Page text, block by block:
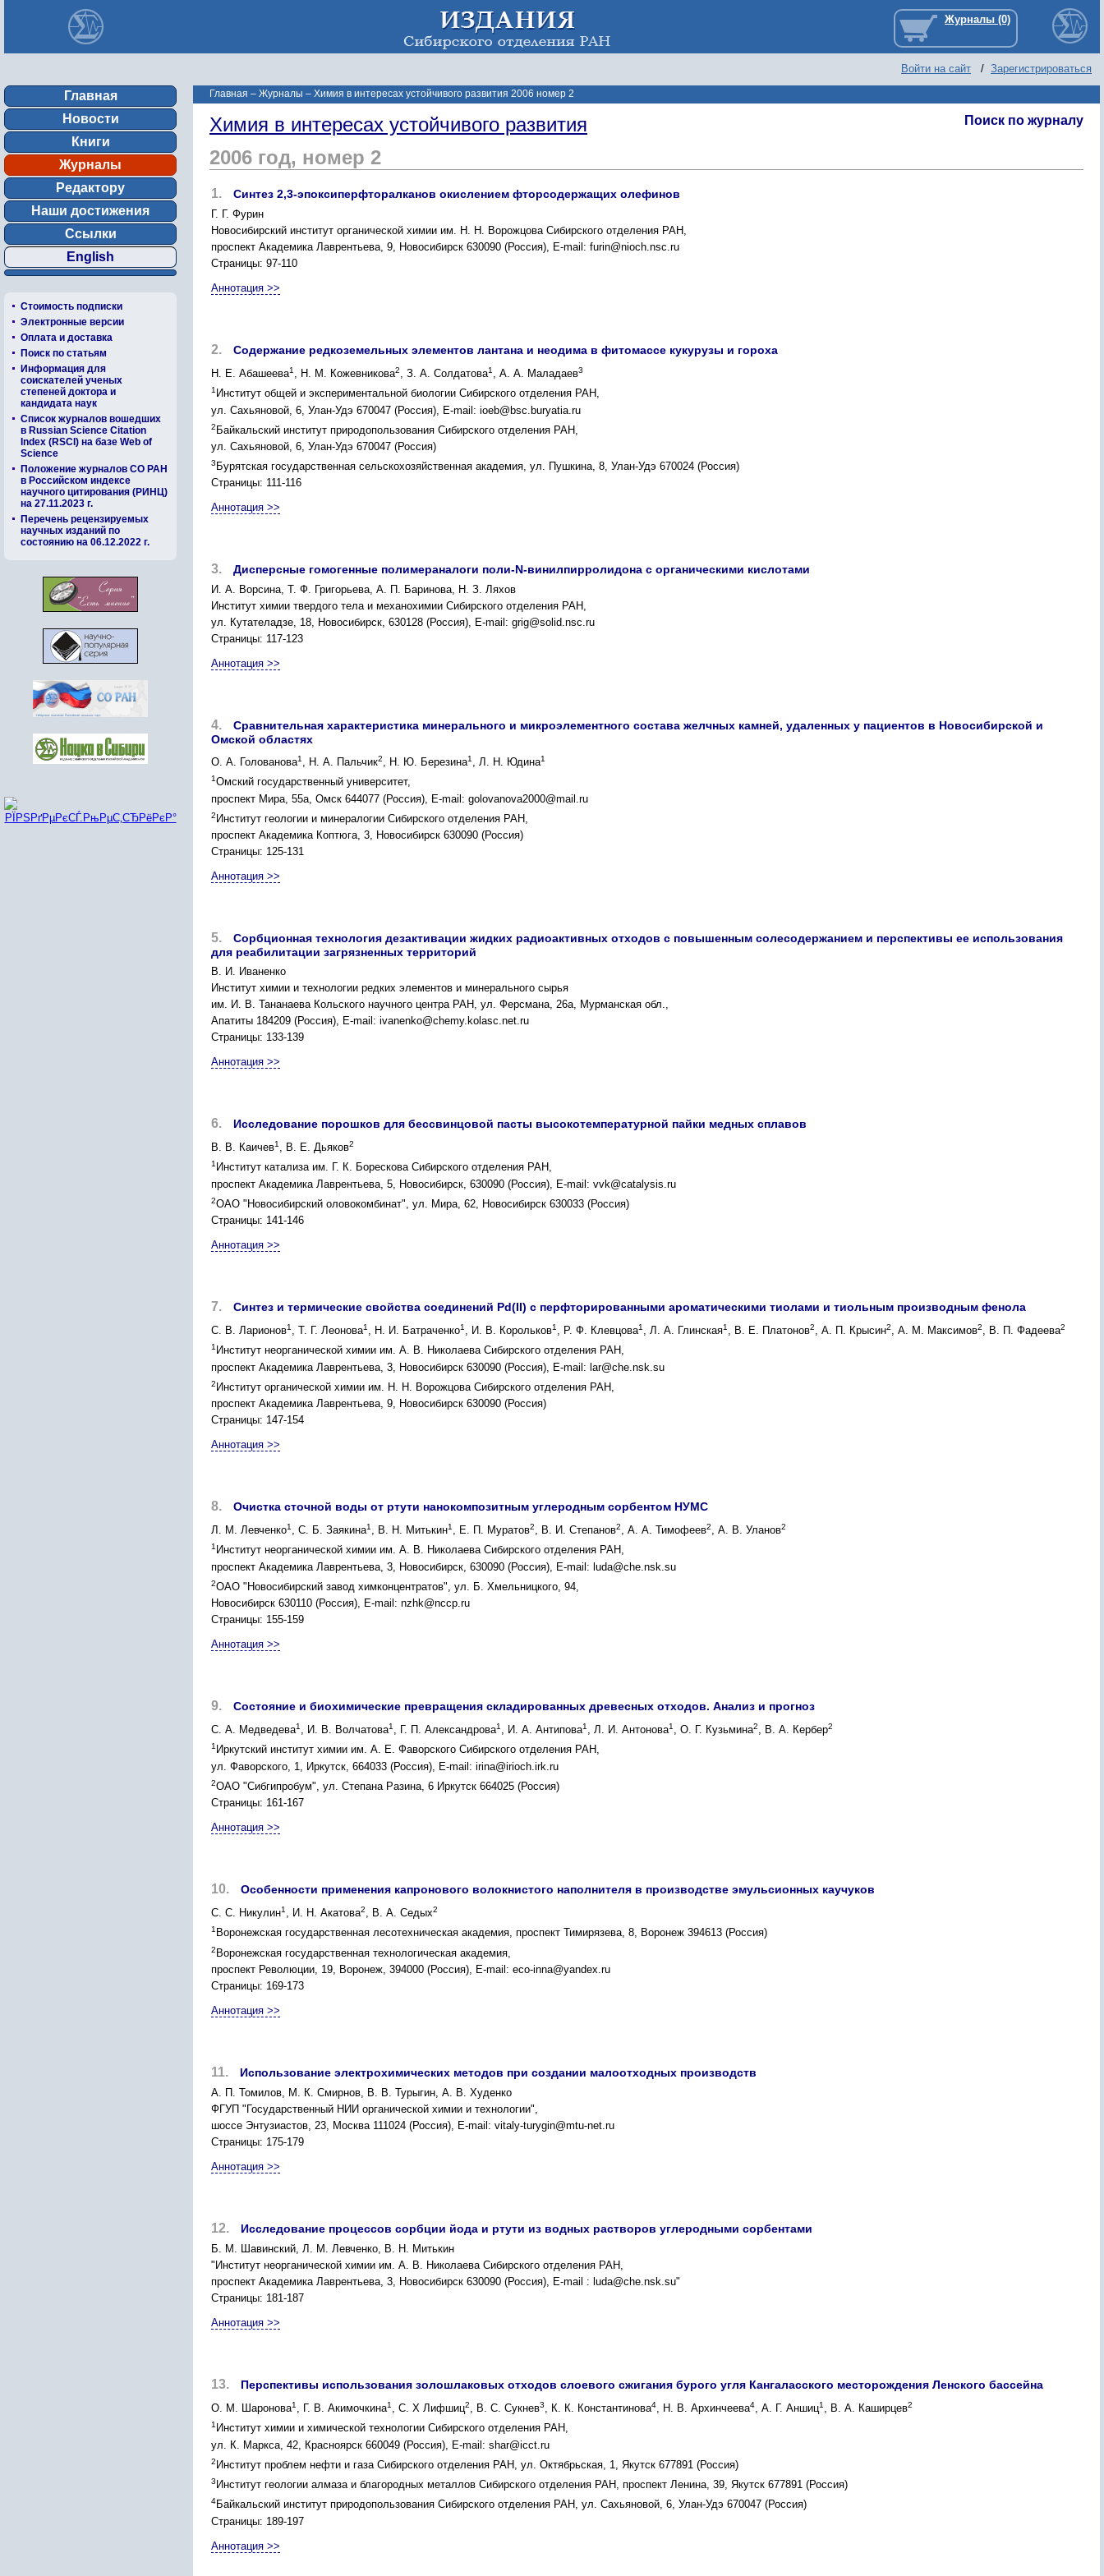
Войти на сайт / Зарегистрироваться
Главная
Новости
Книги
Журналы
Редактору
Наши достижения
Ссылки
English
Стоимость подписки
Электронные версии
Оплата и доставка
Поиск по статьям
Информация для
соискателей ученых
степеней доктора и
кандидата наук
Список журналов вошедших
в Russian Science Citation
Index (RSCI) на базе Web of
Science
Положение журналов СО РАН
в Российском индексе
научного цитирования (РИНЦ)
на 27.11.2023 г.
Перечень рецензируемых
научных изданий по
состоянию на 06.12.2022 г.
Главная – Журналы – Химия в интересах устойчивого развития 2006 номер 2
Поиск по журналу
Химия в интересах устойчивого развития
2006 год, номер 2
1. Синтез 2,3-эпоксиперфторалканов окислением фторсодержащих олефинов
Г. Г. Фурин
Новосибирский институт органической химии им. Н. Н. Ворожцова Сибирского отделения РАН,
проспект Академика Лаврентьева, 9, Новосибирск 630090 (Россия), E-mail: furin@nioch.nsc.ru
Страницы: 97-110
Аннотация >>
2. Содержание редкоземельных элементов лантана и неодима в фитомассе кукурузы и гороха
Н. Е. Абашеева1 , Н. М. Кожевникова2, З. А. Солдатова1 , А. А. Маладаев3
1 Институт общей и экспериментальной биологии Сибирского отделения РАН,
ул. Сахьяновой, 6, Улан-Удэ 670047 (Россия), E-mail: ioeb@bsc.buryatia.ru
2 Байкальский институт природопользования Сибирского отделения РАН,
ул. Сахьяновой, 6, Улан-Удэ 670047 (Россия)
3 Бурятская государственная сельскохозяйственная академия, ул. Пушкина, 8, Улан-Удэ 670024 (Россия)
Страницы: 111-116
Аннотация >>
3. Дисперсные гомогенные полимераналоги поли-N-винилпирролидона с органическими кислотами
И. А. Ворсина, Т. Ф. Григорьева, А. П. Баринова, Н. З. Ляхов
Институт химии твердого тела и механохимии Сибирского отделения РАН,
ул. Кутателадзе, 18, Новосибирск, 630128 (Россия), E-mail: grig@solid.nsc.ru
Страницы: 117-123
Аннотация >>
4.
Сравнительная характеристика минерального и микроэлементного состава желчных камней, удаленных у пациентов в Новосибирской и
Омской областях
О. А. Голованова1 , Н. А. Пальчик2, Н. Ю. Березина1 , Л. Н. Юдина1
1Омский государственный университет,
проспект Мира, 55а, Омск 644077 (Россия), E-mail: golovanova2000@mail.ru
2 Институт геологии и минералогии Сибирского отделения РАН,
проспект Академика Коптюга, 3, Новосибирск 630090 (Россия)
Страницы: 125-131
Аннотация >>
5.
Сорбционная технология дезактивации жидких радиоактивных отходов с повышенным солесодержанием и перспективы ее использования
для реабилитации загрязненных территорий
В. И. Иваненко
Институт химии и технологии редких элементов и минерального сырья
им. И. В. Тананаева Кольского научного центра РАН, ул. Ферсмана, 26а, Мурманская обл.,
Апатиты 184209 (Россия), E-mail: ivanenko@chemy.kolasc.net.ru
Страницы: 133-139
Аннотация >>
6. Исследование порошков для бессвинцовой пасты высокотемпературной пайки медных сплавов
В. В. Каичев1 , В. Е. Дьяков2
1 Институт катализа им. Г. К. Борескова Cибирского отделения РАН,
проспект Академика Лаврентьева, 5, Новосибирск, 630090 (Россия), E-mail: vvk@catalysis.ru
2ОАО "Новосибирский оловокомбинат", ул. Мира, 62, Новосибирск 630033 (Россия)
Страницы: 141-146
Аннотация >>
7. Синтез и термические свойства соединений Pd(II) с перфторированными ароматическими тиолами и тиольным производным фенола
С. В. Ларионов1 , Т. Г. Леонова1 , Н. И. Батраченко1 , И. В. Корольков1 , Р. Ф. Клевцова1 , Л. А. Глинская1 , В. Е. Платонов2, А. П. Крысин2, А. М. Максимов2, В. П. Фадеева2
1 Институт неорганической химии им. А. В. Николаева Сибирского отделения РАН,
проспект Академика Лаврентьева, 3, Новосибирск 630090 (Россия), E-mail: lar@che.nsk.su
2 Институт органической химии им. Н. Н. Ворожцова Сибирского отделения РАН,
проспект Академика Лаврентьева, 9, Новосибирск 630090 (Россия)
Страницы: 147-154
Аннотация >>
8. Очистка сточной воды от ртути нанокомпозитным углеродным сорбентом НУМС
Л. М. Левченко1 , С. Б. Заякина1 , В. Н. Митькин1 , Е. П. Муратов2, В. И. Степанов2, А. А. Тимофеев2, А. В. Уланов2
1 Институт неорганической химии им. А. В. Николаева Сибирского отделения РАН,
проспект Академика Лаврентьева, 3, Новосибирск, 630090 (Россия), E-mail: luda@che.nsk.su
2ОАО "Новосибирский завод химконцентратов", ул. Б. Хмельницкого, 94,
Новосибирск 630110 (Россия), Е-mail: nzhk@nccp.ru
Страницы: 155-159
Аннотация >>
9. Состояние и биохимические превращения складированных древесных отходов. Анализ и прогноз
С. А. Медведева1 , И. В. Волчатова1 , Г. П. Александрова1 , И. А. Антипова1 , Л. И. Антонова1 , О. Г. Кузьмина2, В. А. Кербер2
1 Иркутский институт химии им. А. Е. Фаворского Сибирского отделения РАН,
ул. Фаворского, 1, Иркутск, 664033 (Россия), E-mail: irina@irioch.irk.ru
2ОАО "Сибгипробум", ул. Степана Разина, 6 Иркутск 664025 (Россия)
Страницы: 161-167
Аннотация >>
10. Особенности применения капронового волокнистого наполнителя в производстве эмульсионных каучуков
С. С. Никулин1 , И. Н. Акатова2, В. А. Седых2
1 Воронежская государственная лесотехническая академия, проспект Тимирязева, 8, Воронеж 394613 (Россия)
2 Воронежская государственная технологическая академия,
проспект Революции, 19, Воронеж, 394000 (Россия), E-mail: eco-inna@yandex.ru
Страницы: 169-173
Аннотация >>
11. Использование электрохимических методов при создании малоотходных производств
А. П. Томилов, М. К. Смирнов, В. В. Турыгин, А. В. Худенко
ФГУП "Государственный НИИ органической химии и технологии",
шоссе Энтузиастов, 23, Москва 111024 (Россия), E-mail: vitaly-turygin@mtu-net.ru
Страницы: 175-179
Аннотация >>
12. Исследование процессов сорбции йода и ртути из водных растворов углеродными сорбентами
Б. М. Шавинский, Л. М. Левченко, В. Н. Митькин
"Институт неорганической химии им. А. B. Николаева Сибирского отделения РАН,
проспект Академика Лаврентьева, 3, Новосибирск 630090 (Россия), Е-mail : luda@che.nsk.su"
Страницы: 181-187
Аннотация >>
13. Перспективы использования золошлаковых отходов слоевого сжигания бурого угля Кангаласского месторождения Ленского бассейна
О. М. Шаронова1 , Г. В. Акимочкина1 , С. Х Лифшиц2, В. С. Сукнев3, К. К. Константинова4, Н. В. Архинчеева4, А. Г. Аншиц1 , В. А. Каширцев2
1 Институт химии и химической технологии Сибирского отделения РАН,
ул. К. Маркса, 42, Красноярск 660049 (Россия), E-mail: shar@icct.ru
2 Институт проблем нефти и газа Сибирского отделения РАН, ул. Октябрьская, 1, Якутск 677891 (Россия)
3 Институт геологии алмаза и благородных металлов Сибирского отделения РАН, проспект Ленина, 39, Якутск 677891 (Россия)
4Байкальский институт природопользования Сибирского отделения РАН, ул. Сахьяновой, 6, Улан-Удэ 670047 (Россия)
Страницы: 189-197
Аннотация >>